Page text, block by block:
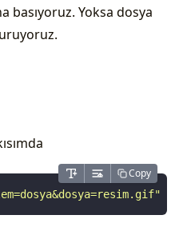
basıyoruz. Yoksa dosya
Copy
"